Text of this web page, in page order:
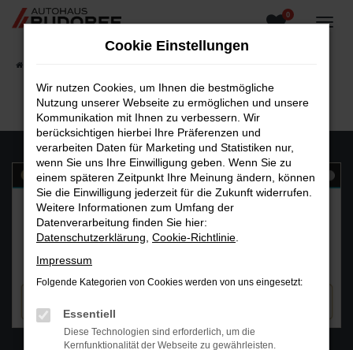
Zum
0
WhatsAPP
Cookie Einstellungen
Wir nutzen Cookies, um Ihnen die bestmögliche
Nutzung unserer Webseite zu ermöglichen und unsere
Kommunikation mit Ihnen zu verbessern. Wir
berücksichtigen hierbei Ihre Präferenzen und
verarbeiten Daten für Marketing und Statistiken nur,
wenn Sie uns Ihre Einwilligung geben. Wenn Sie zu
einem späteren Zeitpunkt Ihre Meinung ändern, können
Sie die Einwilligung jederzeit für die Zukunft widerrufen.
Weitere Informationen zum Umfang der
Datenverarbeitung finden Sie hier:
Datenschutzerklärung Cookie-Richtlinie
Impressum
Folgende Kategorien von Cookies werden von uns eingesetzt:
Essentiell
Diese Technologien sind erforderlich, um die
Kernfunktionalität der Webseite zu gewährleisten.